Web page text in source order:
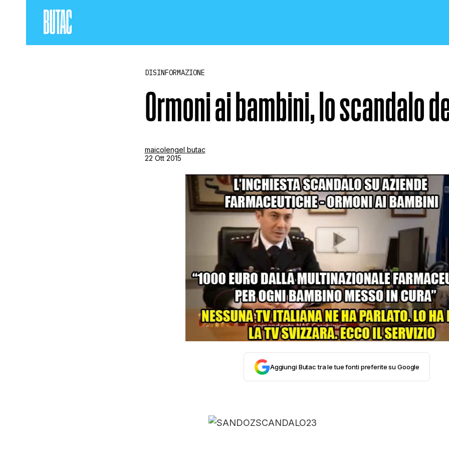
CRONACA E POLITICA
SALUTE E MEDICINA
STORIA E CITAZIONI
INTRATTENIMENTO
COMPLOTTI, LEGGENDE URBANE ED
EDITORIALI
DISINFORMAZIONE
Ormoni ai bambini, lo scandalo
maicolengel butac
22 Ott 2015
Aggiungi Butac tra le tue fonti preferite su Google